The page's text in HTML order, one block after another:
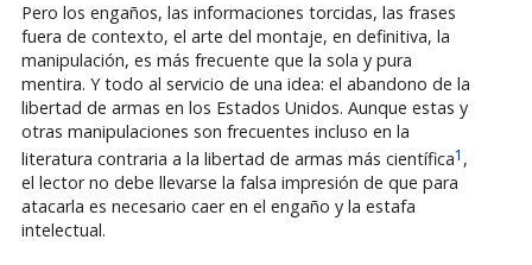
Pero los engaños, las informaciones torcidas, las frases
fuera de contexto, el arte del montaje, en definitiva, la
manipulación, es más frecuente que la sola y pura
mentira. Y todo al servicio de una idea: el abandono de la
libertad de armas en los Estados Unidos. Aunque estas y
otras manipulaciones son frecuentes incluso en la
literatura contraria a la libertad de armas más científica1 ,
el lector no debe llevarse la falsa impresión de que para
atacarla es necesario caer en el engaño y la estafa
intelectual.